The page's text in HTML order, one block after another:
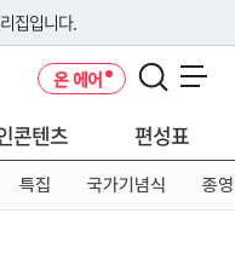
집입니다.
사용하고 있다면 아래 URL에
온 에어
콘텐츠 편성표
특집 국가기념식 종영